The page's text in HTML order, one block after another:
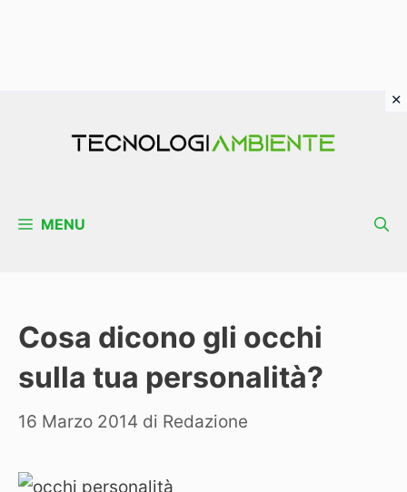
MENU
Cosa dicono gli occhi
sulla tua personalità?
16 Marzo 2014 di Redazione